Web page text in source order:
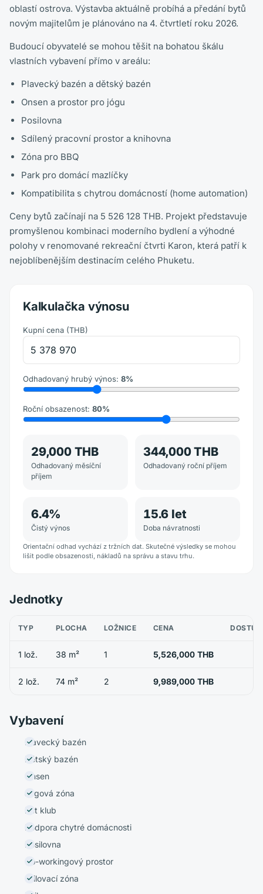
oblastí ostrova. Výstavba aktuálně probíhá a předání bytů
novým majitelům je plánováno na 4. čtvrtletí roku 2026.
Budoucí obyvatelé se mohou těšit na bohatou škálu
vlastních vybavení přímo v areálu:
Plavecký bazén a dětský bazén
Onsen a prostor pro jógu
Posilovna
Sdílený pracovní prostor a knihovna
Zóna pro BBQ
Park pro domácí mazlíčky
Kompatibilita s chytrou domácností (home automation)
Ceny bytů začínají na 5 526 128 THB. Projekt představuje
promyšlenou kombinaci moderního bydlení a výhodné
polohy v renomované rekreační čtvrti Karon, která patří k
nejoblíbenějším destinacím celého Phuketu.
Kalkulačka výnosu
Kupní cena (THB)
Odhadovaný hrubý výnos: 8%
Roční obsazenost: 80%
29,000 THB
Odhadovaný měsíční
příjem
344,000 THB
Odhadovaný roční příjem
6.4%
Čistý výnos
15.6 let
Doba návratnosti
Orientační odhad vychází z tržních dat. Skutečné výsledky se mohou
lišit podle obsazenosti, nákladů na správu a stavu trhu.
Jednotky
TYP PLOCHA LOŽNICE CENA
1 lož. 38 m² 1 5,526,000 THB
2 lož. 74 m² 2 9,989,000 THB
Vybavení
Plavecký bazén
Dětský bazén
Onsen
Jógová zóna
Pet klub
Podpora chytré domácnosti
Posilovna
Co-workingový prostor
Grilovací zóna